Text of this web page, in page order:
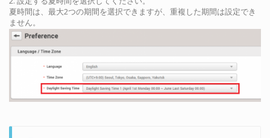
夏時間は、最大2つの期間を選択できますが、重複した期間は設定でき
ません。